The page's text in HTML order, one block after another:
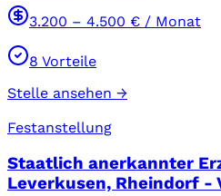
3.200 – 4.500 € / Monat
8 Vorteile
Stelle ansehen →
Festanstellung
Staatlich anerkannter
Leverkusen, Rheindorf -